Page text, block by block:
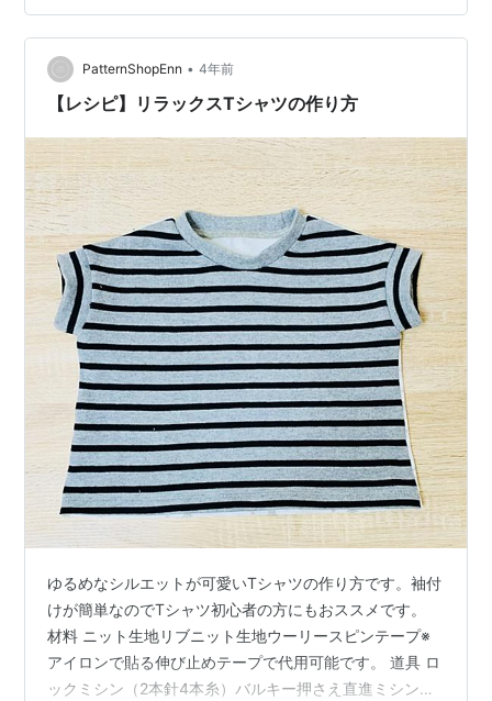
脇を縫います。 裾を縫う １．端をロックミシンで処理す
る ２．2cm幅でたたみ、アイロンをかける カーブは少し
伸ばしながらかけると綺麗に丸くなります。 ３．直線ミ
シンで端…
PatternShopEnn • 4年前
【レシピ】リラックスTシャツの作り方
ゆるめなシルエットが可愛いTシャツの作り方です。袖付
けが簡単なのでTシャツ初心者の方にもおススメです。
材料 ニット生地リブニット生地ウーリースピンテープ※
アイロンで貼る伸び止めテープで代用可能です。 道具 ロ
ックミシン（2本針4本糸）バルキー押さえ直進ミシン